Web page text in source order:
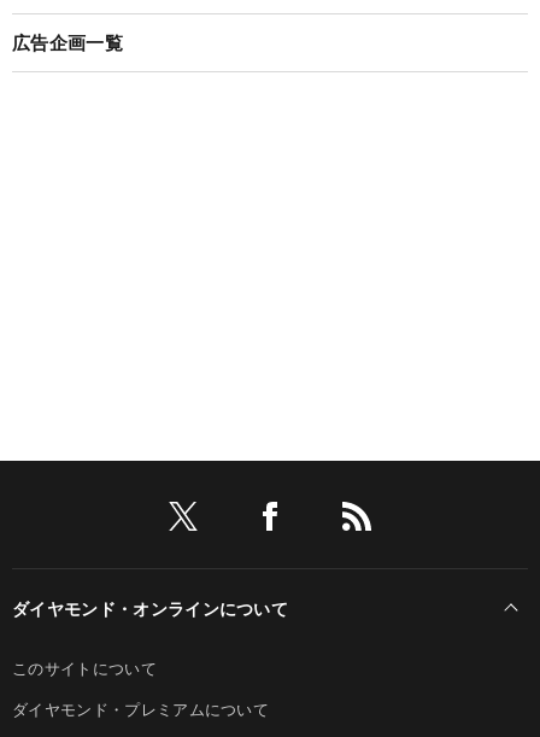
広告企画一覧
ダイヤモンド・オンラインについて
このサイトについて
ダイヤモンド・プレミアムについて